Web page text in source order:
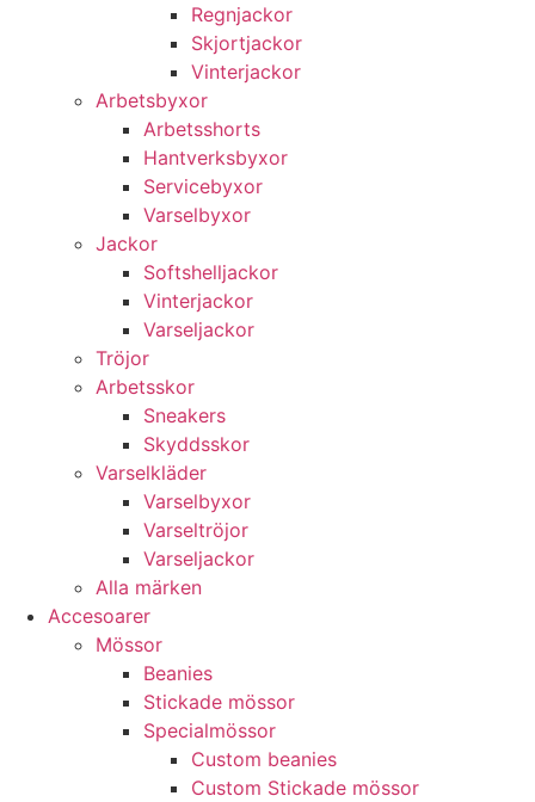
Regnjackor
Skjortjackor
Vinterjackor
Arbetsbyxor
Arbetsshorts
Hantverksbyxor
Servicebyxor
Varselbyxor
Jackor
Softshelljackor
Vinterjackor
Varseljackor
Tröjor
Arbetsskor
Sneakers
Skyddsskor
Varselkläder
Varselbyxor
Varseltröjor
Varseljackor
Alla märken
Accesoarer
Mössor
Beanies
Stickade mössor
Specialmössor
Custom beanies
Custom Stickade mössor